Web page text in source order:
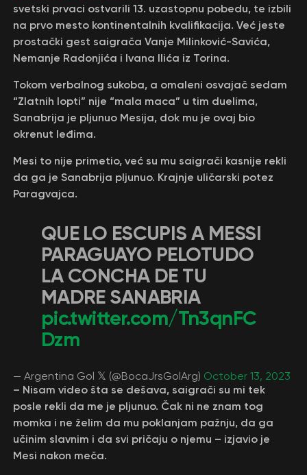
svetski prvaci ostvarili 13. uzastopnu pobedu, te izbili
na prvo mesto kontinentalnih kvalifikacija. Već jeste
prostački gest saigrača Vanje Milinković-Savića,
Nemanje Radonjića i Ivana Ilića iz Torina.
Tokom verbalnog sukoba, a omaleni osvajač sedam
“Zlatnih lopti” nije “mala maca” u tim duelima,
Sanabrija je pljunuo Mesija, dok mu je ovaj bio
okrenut leđima.
Mesi to nije primetio, već su mu saigrači kasnije rekli
da ga je Sanabrija pljunuo. Krajnje uličarski potez
Paragvajca.
QUE LO ESCUPIS A MESSI
PARAGUAYO PELOTUDO
LA CONCHA DE TU
MADRE SANABRIA
pic.twitter.com/Tn3qnFC
Dzm
— Argentina Gol 𝕏 (@BocaJrsGolArg) October 13, 2023
– Nisam video šta se dešava, saigrači su mi tek
posle rekli da me je pljunuo. Čak ni ne znam tog
momka i ne želim da mu poklanjam pažnju, da ga
učinim slavnim i da svi pričaju o njemu – izjavio je
Mesi nakon meča.